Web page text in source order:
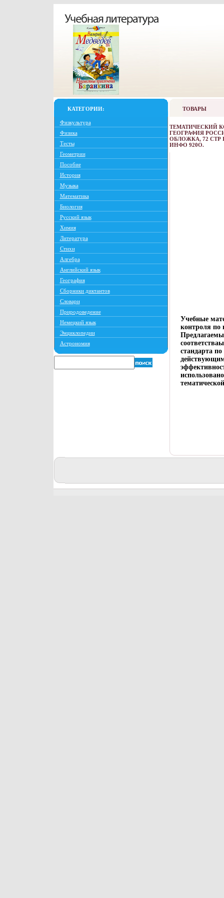
КАТЕГОРИИ:
Физкультура
Физика
Тесты
Геометрии
Пособие
История
Музыка
Математика
Биология
Русский язык
Химия
Литература
Стихи
Алгебра
Английский язык
География
Сборники диктантов
Словари
Природоведение
Немецкий язык
Энциклопедии
Астрономия
ТОВАРЫ
ТЕМАТИЧЕСКИЙ
ГЕОГРАФИЯ
ОБЛОЖКА, 72 СТР
ИНФО 920O.
Учебные
контроля по
стандарта